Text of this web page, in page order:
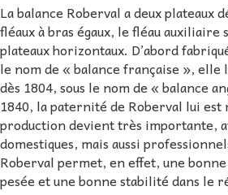
La balance Roberval a deux plateaux
fléaux à bras égaux, le fléau
plateaux horizontaux. D’abord
le nom de « balance française », elle
dès 1804, sous le nom de « balance
1840, la paternité de Roberval lui
production devient très importante,
domestiques, mais aussi
Roberval permet, en effet, une
pesée et une bonne stabilité dans le